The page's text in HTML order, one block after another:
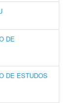
DE
DE ESTUDOS